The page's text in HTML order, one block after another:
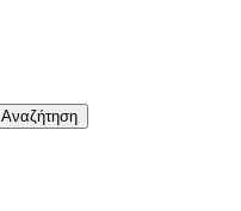
Αναζήτηση